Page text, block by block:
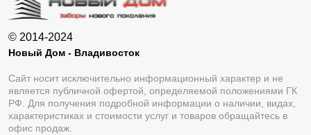
© 2014-2024
Новый Дом - Владивосток
Сайт носит исключительно информационный характер и не
является публичной офертой, определяемой положениями ГК
РФ. Для получения подробной информации о наличии, видах,
характеристиках и стоимости услуг и товаров обращайтесь в
офис продаж.